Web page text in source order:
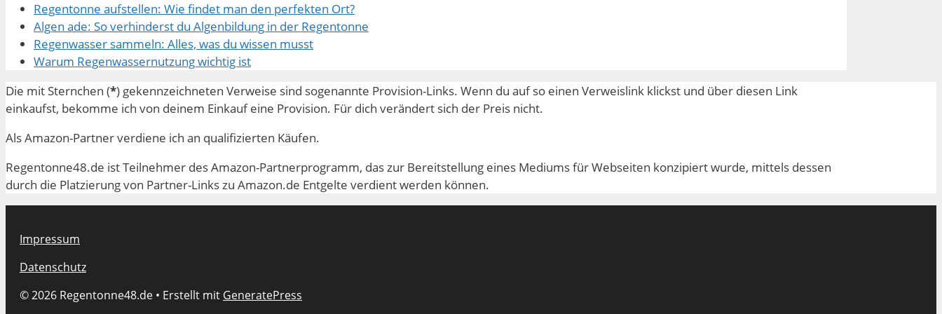
Regentonne aufstellen: Wie findet man den perfekten Ort?
Algen ade: So verhinderst du Algenbildung in der Regentonne
Regenwasser sammeln: Alles, was du wissen musst
Warum Regenwassernutzung wichtig ist
Die mit Sternchen (*) gekennzeichneten Verweise sind sogenannte Provision-Links. Wenn du auf so einen Verweislink klickst und über diesen Link
einkaufst, bekomme ich von deinem Einkauf eine Provision. Für dich verändert sich der Preis nicht.
Als Amazon-Partner verdiene ich an qualifizierten Käufen.
Regentonne48.de ist Teilnehmer des Amazon-Partnerprogramm, das zur Bereitstellung eines Mediums für Webseiten konzipiert wurde, mittels dessen
durch die Platzierung von Partner-Links zu Amazon.de Entgelte verdient werden können.
Impressum
Datenschutz
© 2026 Regentonne48.de • Erstellt mit GeneratePress